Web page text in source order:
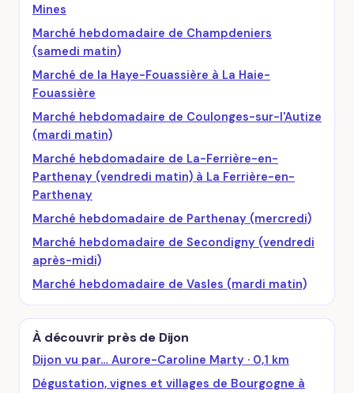
Mines
Marché hebdomadaire de Champdeniers
(samedi matin)
Marché de la Haye-Fouassière à La Haie-
Fouassière
Marché hebdomadaire de Coulonges-sur-l'Autize
(mardi matin)
Marché hebdomadaire de La-Ferrière-en-
Parthenay (vendredi matin) à La Ferrière-en-
Parthenay
Marché hebdomadaire de Parthenay (mercredi)
Marché hebdomadaire de Secondigny (vendredi
après-midi)
Marché hebdomadaire de Vasles (mardi matin)
À découvrir près de Dijon
Dijon vu par… Aurore-Caroline Marty · 0,1 km
Dégustation, vignes et villages de Bourgogne à